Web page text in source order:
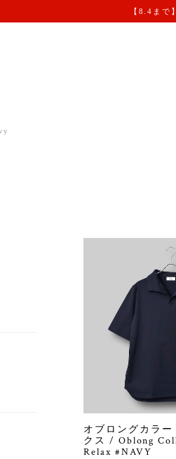
【8.4まで
オブロングカラ
クス / Oblong
Relax #NAVY